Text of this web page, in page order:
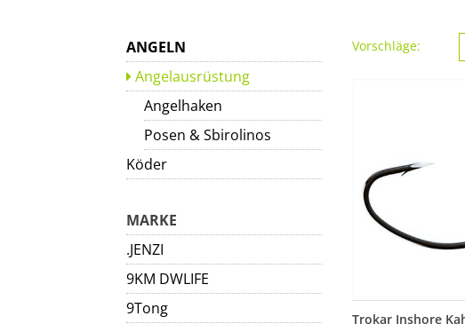
ANGELN
Angelausrüstung
Angelhaken
Posen & Sbirolinos
Köder
MARKE
.JENZI
9KM DWLIFE
9Tong
Vorschläge: